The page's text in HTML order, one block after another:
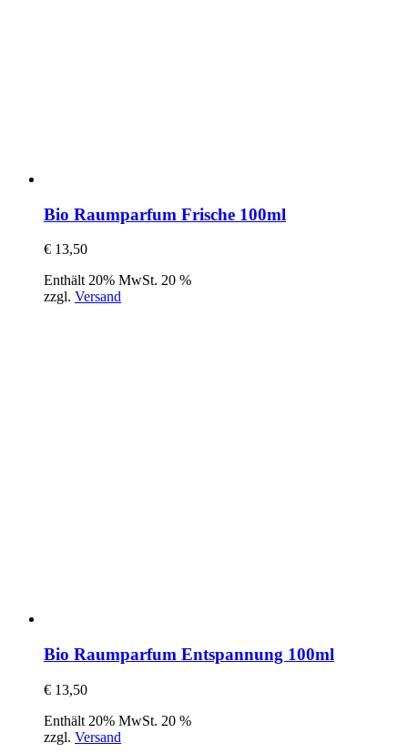
Bio Raumparfum Frische 100ml
€ 13,50
Enthält 20% MwSt. 20 %
zzgl. Versand
Bio Raumparfum Entspannung 100ml
€ 13,50
Enthält 20% MwSt. 20 %
zzgl. Versand